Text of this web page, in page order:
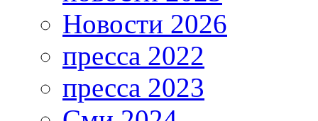
Новости 2026
пресса 2022
пресса 2023